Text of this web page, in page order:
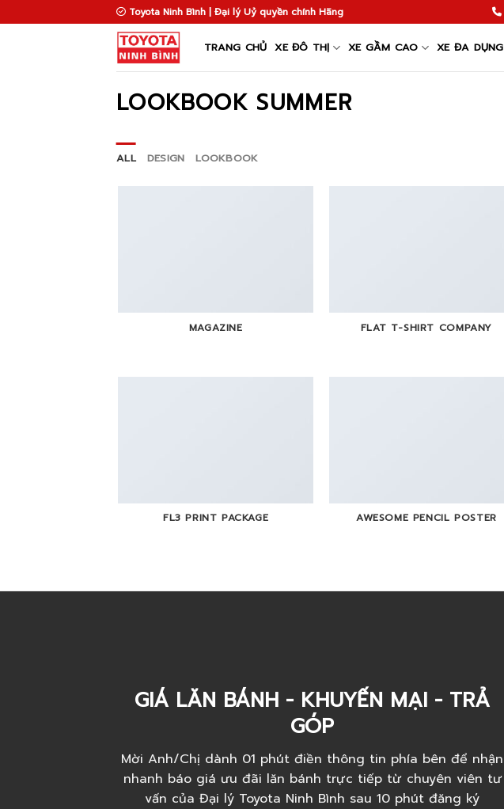
to
Toyota Ninh Bình | Đại lý Uỷ quyền chính Hãng
TRANG CHỦ XE ĐÔ THỊ XE GẦM CAO XE ĐA DỤNG
LOOKBOOK SUMMER
ALL DESIGN LOOKBOOK
MAGAZINE FLAT T-SHIRT COMPANY
FL3 PRINT PACKAGE AWESOME PENCIL POSTER
GIÁ LĂN BÁNH - KHUYẾN MẠI - TRẢ
GÓP
Mời Anh/Chị dành 01 phút điền thông tin phía bên để nhận
nhanh báo giá ưu đãi lăn bánh trực tiếp từ chuyên viên tư
vấn của Đại lý Toyota Ninh Bình sau 10 phút đăng ký